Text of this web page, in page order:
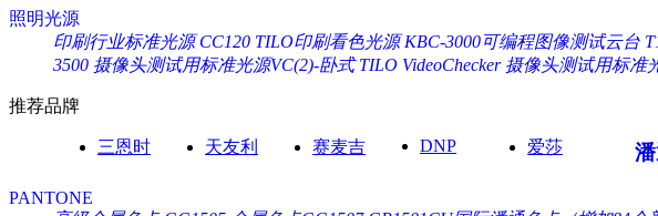
照明光源
印刷行业标准光源 CC120 TILO印刷看色光源 KBC-3000可编程图像测试云台
3500 摄像头测试用标准光源VC(2)-卧式 TILO VideoChecker 摄像头测试用标准
推荐品牌
三恩时 天友利 赛麦吉 DNP 爱莎
PANTONE